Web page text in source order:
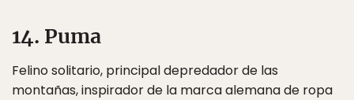
14. Puma
Felino solitario, principal depredador de las
montañas, inspirador de la marca alemana de ropa